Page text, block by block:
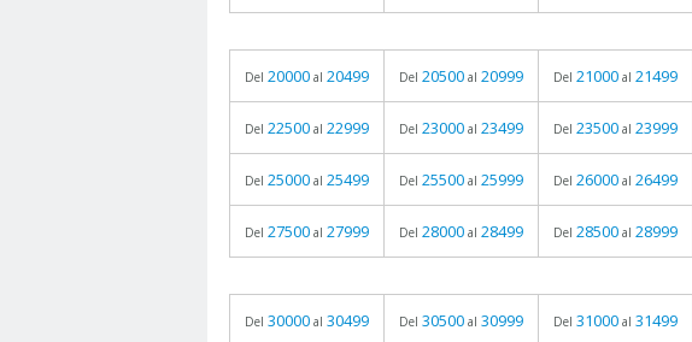
Del 20000 al 20499 Del 20500 al 20999 Del 21000 al 21499
Del 22500 al 22999 Del 23000 al 23499 Del 23500 al 23999
Del 25000 al 25499 Del 25500 al 25999 Del 26000 al 26499
Del 27500 al 27999 Del 28000 al 28499 Del 28500 al 28999
Del 30000 al 30499 Del 30500 al 30999 Del 31000 al 31499